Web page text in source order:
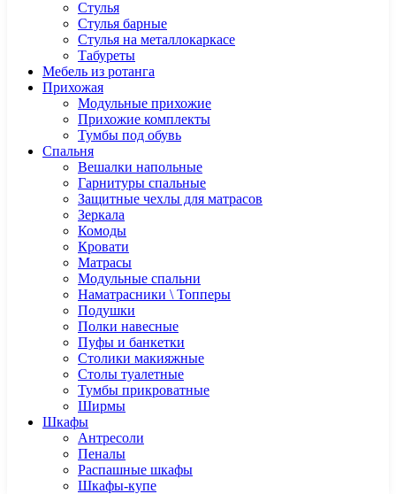
Стулья
Стулья барные
Стулья на металлокаркасе
Табуреты
Мебель из ротанга
Прихожая
Модульные прихожие
Прихожие комплекты
Тумбы под обувь
Спальня
Вешалки напольные
Гарнитуры спальные
Защитные чехлы для матрасов
Зеркала
Комоды
Кровати
Матрасы
Модульные спальни
Наматрасники \ Топперы
Подушки
Полки навесные
Пуфы и банкетки
Столики макияжные
Столы туалетные
Тумбы прикроватные
Ширмы
Шкафы
Антресоли
Пеналы
Распашные шкафы
Шкафы-купе